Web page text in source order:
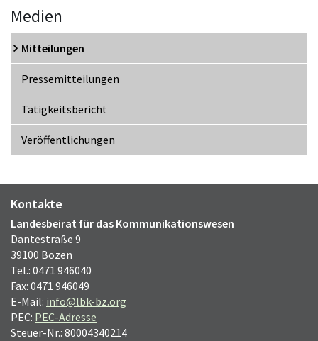
Medien
Mitteilungen
Pressemitteilungen
Tätigkeitsbericht
Veröffentlichungen
Kontakte
Landesbeirat für das Kommunikationswesen
Dantestraße 9
39100 Bozen
Tel.: 0471 946040
Fax: 0471 946049
E-Mail: info@lbk-bz.org
PEC: PEC-Adresse
Steuer-Nr.: 80004340214